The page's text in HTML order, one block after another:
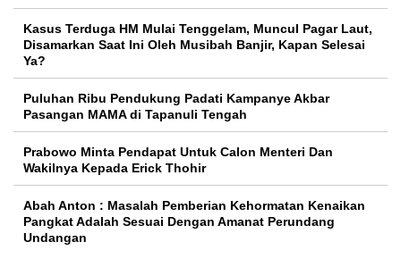
Kasus Terduga HM Mulai Tenggelam, Muncul Pagar Laut,
Disamarkan Saat Ini Oleh Musibah Banjir, Kapan Selesai
Ya?
Puluhan Ribu Pendukung Padati Kampanye Akbar
Pasangan MAMA di Tapanuli Tengah
Prabowo Minta Pendapat Untuk Calon Menteri Dan
Wakilnya Kepada Erick Thohir
Abah Anton : Masalah Pemberian Kehormatan Kenaikan
Pangkat Adalah Sesuai Dengan Amanat Perundang
Undangan